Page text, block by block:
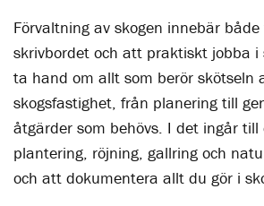
Förvaltning av skogen innebär
skrivbordet och att praktiskt jobba
ta hand om allt som berör skötseln
skogsfastighet, från planering till
åtgärder som behövs. I det ingår till
plantering, röjning, gallring och
och att dokumentera allt du gör i